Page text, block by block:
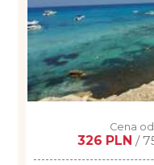
Cena
326 PLN /